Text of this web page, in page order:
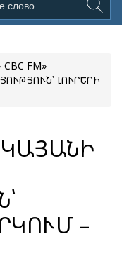
CBC FM»
ԼՈՒՐԵՐԻ
–